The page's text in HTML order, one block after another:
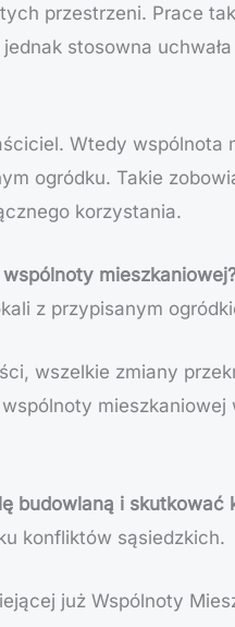
przestrzeni. Prace
stosowna
Wtedy wspólnota
ogródku. Takie
korzystania.
z przypisanym
wszelkie zmiany
budowlaną i
konfliktów sąsiedzkich.
już Wspólnoty